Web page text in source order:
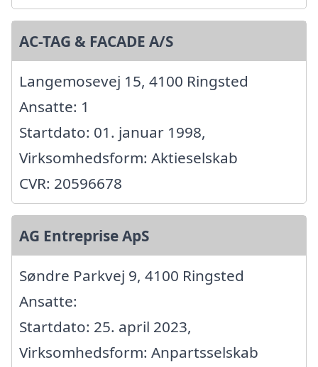
AC-TAG & FACADE A/S
Langemosevej 15, 4100 Ringsted
Ansatte: 1
Startdato: 01. januar 1998,
Virksomhedsform: Aktieselskab
CVR: 20596678
AG Entreprise ApS
Søndre Parkvej 9, 4100 Ringsted
Ansatte:
Startdato: 25. april 2023,
Virksomhedsform: Anpartsselskab